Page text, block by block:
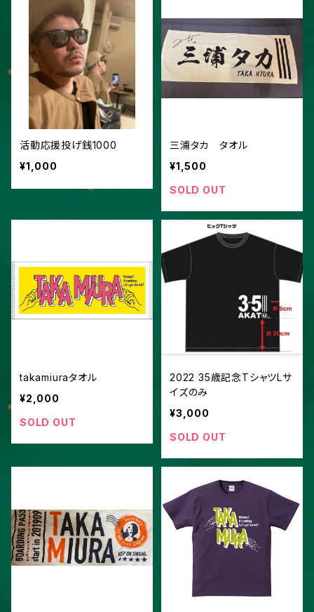
活動応援投げ銭1000
¥1,000
三浦タカ タオル
¥1,500
SOLD OUT
takamiuraタオル
¥2,000
SOLD OUT
2022 35歳記念TシャツLサ
イズのみ
¥3,000
SOLD OUT